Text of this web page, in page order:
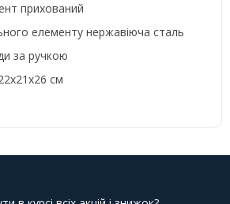
прихований
елементу нержавіюча сталь
за ручкою
см